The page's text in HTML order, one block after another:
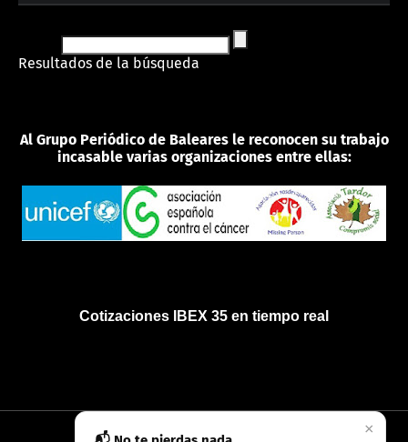
Resultados de la búsqueda
Al Grupo Periódico de Baleares le reconocen su trabajo
incasable varias organizaciones entre ellas:
Cotizaciones IBEX 35 en tiempo real
INICIO QUIÉNES SOMOS POLÍTICA DE PRIVACIDAD
×